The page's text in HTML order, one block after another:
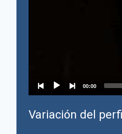
00:00
Variación del